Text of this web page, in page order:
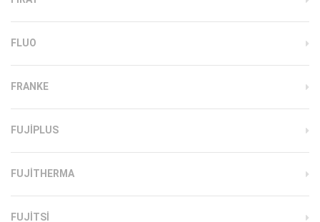
FLUO
FRANKE
FUJIPLUS
FUJITHERMA
FUJITSI